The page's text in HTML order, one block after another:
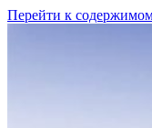
Перейти к